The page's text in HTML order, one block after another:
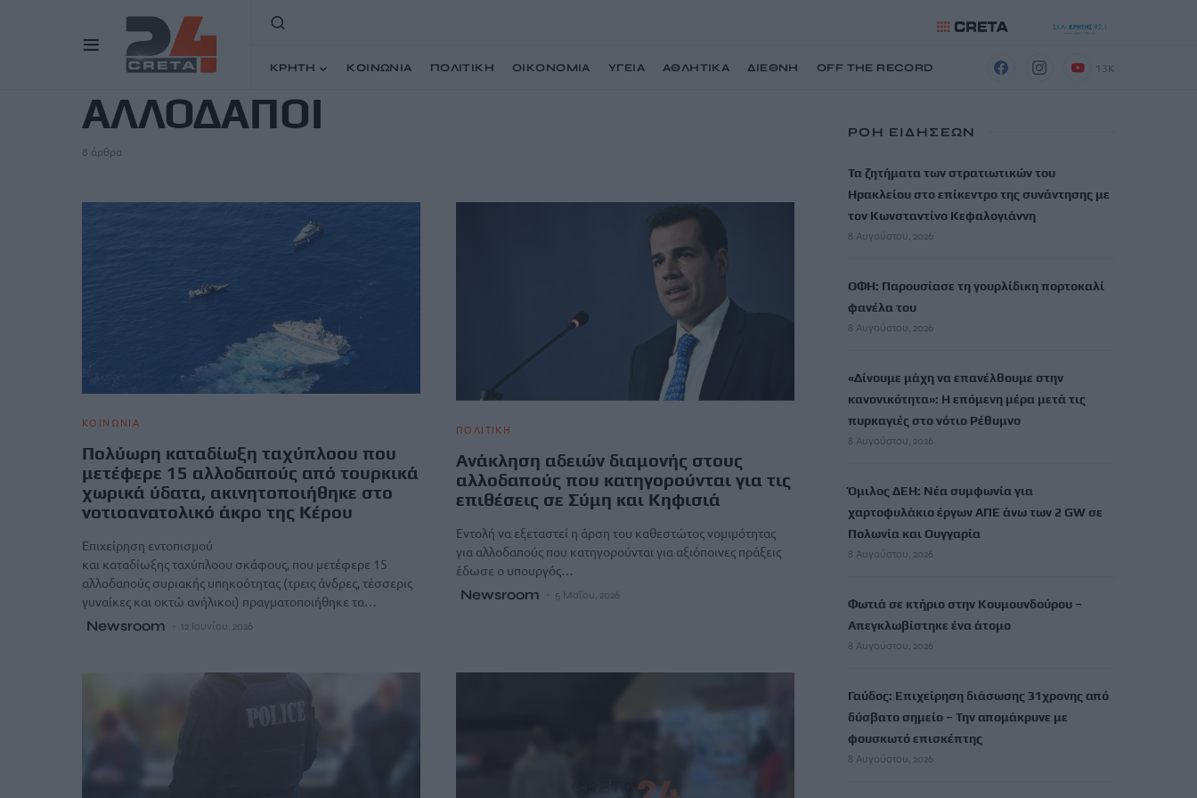
ΚΡΗΤΗ ΚΟΙΝΩΝΙΑ ΠΟΛΙΤΙΚΗ ΟΙΚΟΝΟΜΙΑ ΥΓΕΙΑ ΑΘΛΗΤΙΚΑ ΔΙΕΘΝΗ OFF THE RECORD 13K
ΑΛΛΟΔΑΠΟΙ
8 άρθρα
ΚΟΙΝΩΝΙΑ
Πολύωρη καταδίωξη ταχύπλοου που
μετέφερε 15 αλλοδαπούς από τουρκικά
χωρικά ύδατα, ακινητοποιήθηκε στο
νοτιοανατολικό άκρο της Κέρου
Επιχείρηση εντοπισμού
και καταδίωξης ταχύπλοου σκάφους, που μετέφερε 15
αλλοδαπούς συριακής υπηκοότητας (τρεις άνδρες, τέσσερις
γυναίκες και οκτώ ανήλικοι) πραγματοποιήθηκε τα…
Newsroom 12 Ιουνίου, 2026
ΠΟΛΙΤΙΚΗ
Ανάκληση αδειών διαμονής στους
αλλοδαπούς που κατηγορούνται για τις
επιθέσεις σε Σύμη και Κηφισιά
Εντολή να εξεταστεί η άρση του καθεστώτος νομιμότητας
για αλλοδαπούς που κατηγορούνται για αξιόποινες πράξεις
έδωσε ο υπουργός…
Newsroom 5 Μαΐου, 2026
ΡΟΗ ΕΙΔΗΣΕΩΝ
Τα ζητήματα των στρατιωτικών του
Ηρακλείου στο επίκεντρο της συνάντησης με
τον Κωνσταντίνο Κεφαλογιάννη
8 Αυγούστου, 2026
ΟΦΗ: Παρουσίασε τη γουρλίδικη πορτοκαλί
φανέλα του
8 Αυγούστου, 2026
«Δίνουμε μάχη να επανέλθουμε στην
κανονικότητα»: Η επόμενη μέρα μετά τις
πυρκαγιές στο νότιο Ρέθυμνο
8 Αυγούστου, 2026
Όμιλος ΔΕΗ: Νέα συμφωνία για
χαρτοφυλάκιο έργων ΑΠΕ άνω των 2 GW σε
Πολωνία και Ουγγαρία
8 Αυγούστου, 2026
Φωτιά σε κτήριο στην Κουμουνδούρου –
Απεγκλωβίστηκε ένα άτομο
8 Αυγούστου, 2026
Γαύδος: Επιχείρηση διάσωσης 31χρονης από
δύσβατο σημείο – Την απομάκρυνε με
φουσκωτό επισκέπτης
8 Αυγούστου, 2026